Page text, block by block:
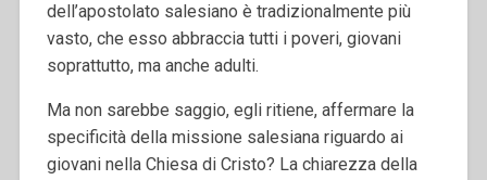
dell’apostolato salesiano è tradizionalmente più
vasto, che esso abbraccia tutti i poveri, giovani
soprattutto, ma anche adulti.
Ma non sarebbe saggio, egli ritiene, affermare la
specificità della missione salesiana riguardo ai
giovani nella Chiesa di Cristo? La chiarezza della